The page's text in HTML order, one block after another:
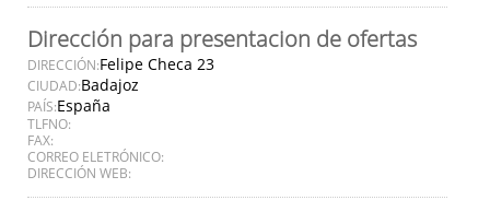
Dirección para presentacion de ofertas
DIRECCIÓN:Felipe Checa 23
CIUDAD:Badajoz
PAÍS:España
TLFNO:
FAX:
CORREO ELETRÓNICO:
DIRECCIÓN WEB: